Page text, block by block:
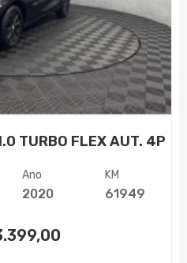
TURBO FLEX AUT. 4P
Ano
2020
KM
61949